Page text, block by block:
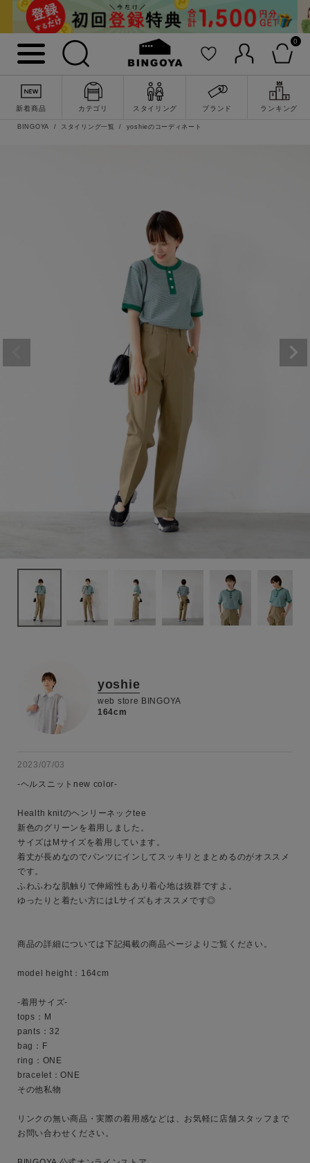
0
新着商品 カテゴリ スタイリング ブランド ランキング
詳細検索
キーワード
性別
カテゴリ
BINGOYA スタイリング一覧 yoshieのコーディネート
yoshie
web store BINGOYA
164cm
2023/07/03
-ヘルスニットnew color-
Health knitのヘンリーネックtee
新色のグリーンを着用しました。
サイズはMサイズを着用しています。
着丈が長めなのでパンツにインしてスッキリとまとめるのがオススメ
です。
ふわふわな肌触りで伸縮性もあり着心地は抜群ですよ。
ゆったりと着たい方にはLサイズもオススメです◎
商品の詳細については下記掲載の商品ページよりご覧ください。
model height：164cm
-着用サイズ-
tops：M
pants：32
bag：F
ring：ONE
bracelet：ONE
その他私物
リンクの無い商品・実際の着用感などは、お気軽に店舗スタッフまで
お問い合わせください。